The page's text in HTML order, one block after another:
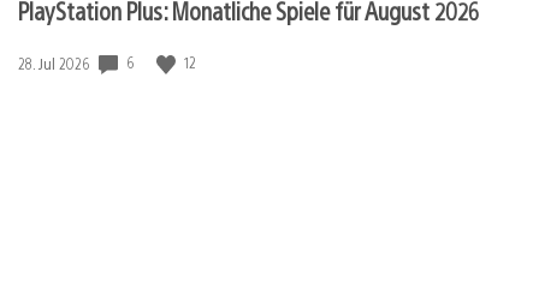
PlayStation Plus: Monatliche Spiele für August 2026
Veröffentlichungsdatum:
28. Jul 2026 6 12